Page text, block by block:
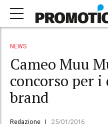
NEWS
Cameo Muu
concorso per
brand
Redazione 25/01/2016